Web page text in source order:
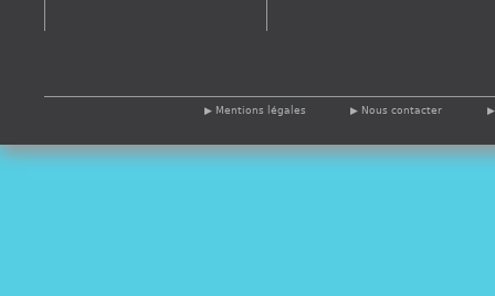
Mentions légales Nous contacter